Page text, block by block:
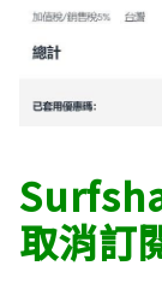
取消訂